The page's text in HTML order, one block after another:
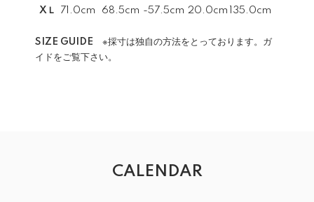
XＬ
71.0cm 68.5cm -57.5cm 20.0cm 135.0cm
SIZE GUIDE ※採寸は独自の方法をとっております。ガ
イドをご覧下さい。
CALENDAR